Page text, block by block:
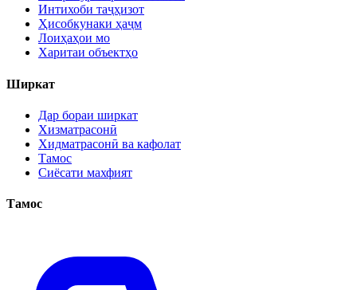
Интихоби таҷҳизот
Ҳисобкунаки ҳаҷм
Лоиҳаҳои мо
Харитаи объектҳо
Ширкат
Дар бораи ширкат
Хизматрасонӣ
Хидматрасонӣ ва кафолат
Тамос
Сиёсати махфият
Тамос